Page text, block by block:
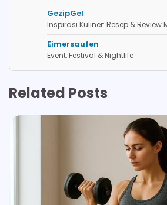
GezipGel
Inspirasi Kuliner: Resep & Review
Eimersaufen
Event, Festival & Nightlife
Related Posts